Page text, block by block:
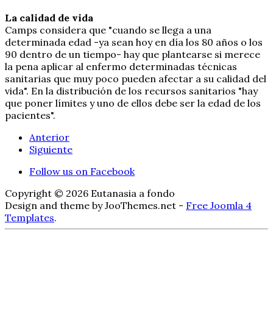
La calidad de vida
Camps considera que "cuando se llega a una
determinada edad -ya sean hoy en día los 80 años o los
90 dentro de un tiempo- hay que plantearse si merece
la pena aplicar al enfermo determinadas técnicas
sanitarias que muy poco pueden afectar a su calidad del
vida". En la distribución de los recursos sanitarios "hay
que poner límites y uno de ellos debe ser la edad de los
pacientes".
Anterior
Siguiente
Follow us on Facebook
Copyright © 2026 Eutanasia a fondo
Design and theme by JooThemes.net - Free Joomla 4
Templates.